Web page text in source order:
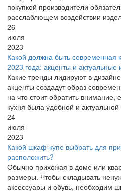
покупкой производители
расслаблющем воздействии
26
июля
2023
Какой должна быть современная
2023 года: акценты и актуальные
Какие тренды лидируют в
акценты создадут образ
на что стоит обратить внимание,
кухня была удобной и актуальной
24
июля
2023
Какой шкаф-купе выбрать для
расположить?
Обычно прихожая в доме или
размеры. Чтобы складывать
аксессуары и обувь, необходим